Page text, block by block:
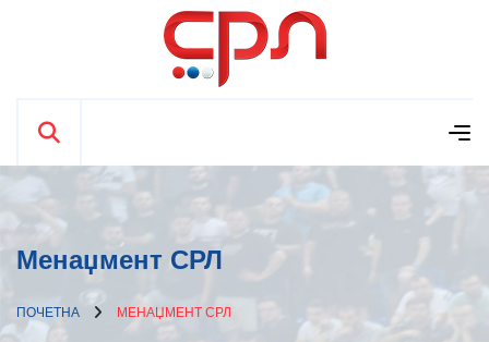
Менаџмент СРЛ
ПОЧЕТНА МЕНАЏМЕНТ СРЛ